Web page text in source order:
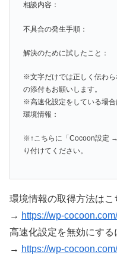
相談内容：
不具合の発生手順：
解決のために試したこと：
※文字だけでは正しく伝わ
の添付もお願いします。
※高速化設定をしている場合
環境情報：
※↑こちらに「Cocoon設定
り付けてください。
環境情報の取得方法はこ
→ https://wp-
高速化設定を無効にする
→ https://wp-